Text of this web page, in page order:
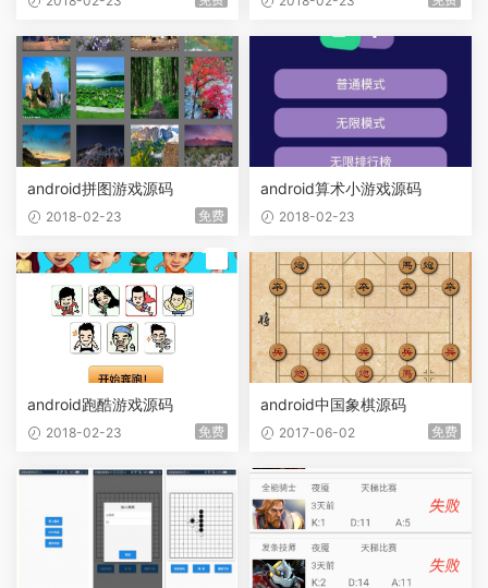
android拼图游戏源码
2018-02-23 免费
android算术小游戏源码
2018-02-23
android跑酷游戏源码
2018-02-23 免费
android中国象棋源码
2017-06-02 免费